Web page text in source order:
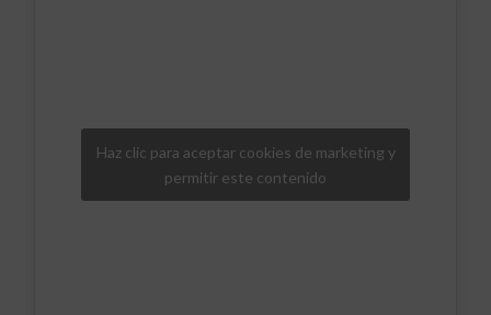
Haz clic para aceptar cookies de marketing y
permitir este contenido